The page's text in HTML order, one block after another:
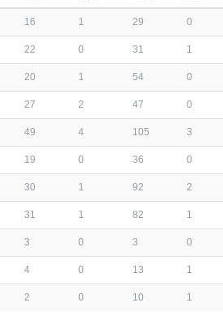
16 1 29 0
22 0 31 1
20 1 54 0
27 2 47 0
49 4 105 3
19 0 36 0
30 1 92 2
31 1 82 1
3 0 3 0
4 0 13 1
2 0 10 1